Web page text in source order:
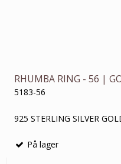
RHUMBA RING - 56 |
5183-56
925 STERLING SILVER
På lager